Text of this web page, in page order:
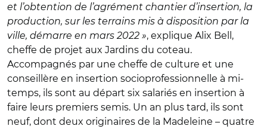
et l’obtention de l’agrément chantier d’insertion, la
production, sur les terrains mis à disposition par la
ville, démarre en mars 2022 », explique Alix Bell,
cheffe de projet aux Jardins du coteau.
Accompagnés par une cheffe de culture et une
conseillère en insertion socioprofessionnelle à mi-
temps, ils sont au départ six salariés en insertion à
faire leurs premiers semis. Un an plus tard, ils sont
neuf, dont deux originaires de la Madeleine – quatre